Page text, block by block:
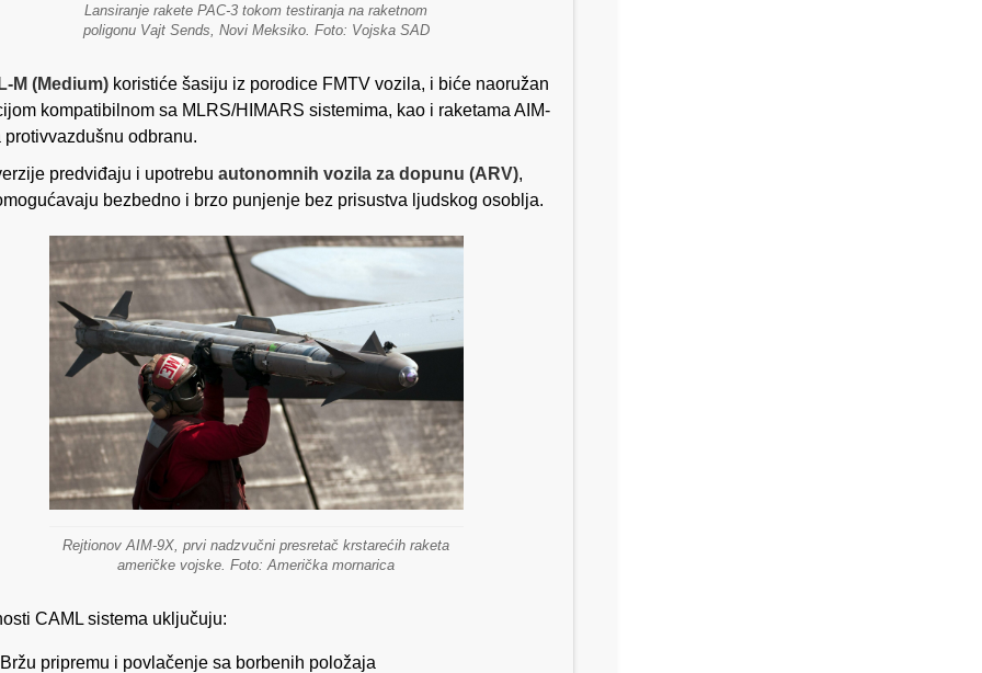
Lansiranje rakete PAC-3 tokom testiranja na raketnom
poligonu Vajt Sends, Novi Meksiko. Foto: Vojska SAD
M (Medium) koristiće šasiju iz porodice FMTV vozila, i biće naoružan
kompatibilnom sa MLRS/HIMARS sistemima, kao i raketama AIM-
protivvazdušnu odbranu.
predviđaju i upotrebu autonomnih vozila za dopunu (ARV),
bezbedno i brzo punjenje bez prisustva ljudskog osoblja.
Rejtionov AIM-9X, prvi nadzvučni presretač krstarećih raketa
američke vojske. Foto: Američka mornarica
CAML sistema uključuju:
Bržu pripremu i povlačenje sa borbenih položaja